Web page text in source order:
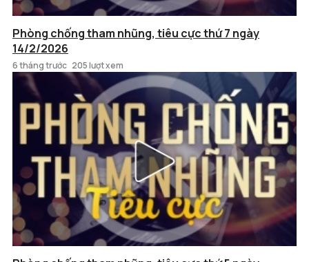
Phòng chống tham nhũng, tiêu cực thứ 7 ngày
14/2/2026
6 tháng trước 205 lượt xem